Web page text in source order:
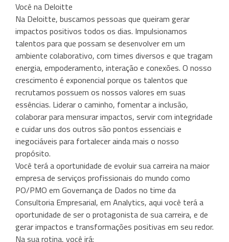
Você na Deloitte
Na Deloitte, buscamos pessoas que queiram gerar
impactos positivos todos os dias. Impulsionamos
talentos para que possam se desenvolver em um
ambiente colaborativo, com times diversos e que tragam
energia, empoderamento, interação e conexões. O nosso
crescimento é exponencial porque os talentos que
recrutamos possuem os nossos valores em suas
essências. Liderar o caminho, fomentar a inclusão,
colaborar para mensurar impactos, servir com integridade
e cuidar uns dos outros são pontos essenciais e
inegociáveis para fortalecer ainda mais o nosso
propósito.
Você terá a oportunidade de evoluir sua carreira na maior
empresa de serviços profissionais do mundo como
PO/PMO em Governança de Dados no time da
Consultoria Empresarial, em Analytics, aqui você terá a
oportunidade de ser o protagonista de sua carreira, e de
gerar impactos e transformações positivas em seu redor.
Na sua rotina, você irá: